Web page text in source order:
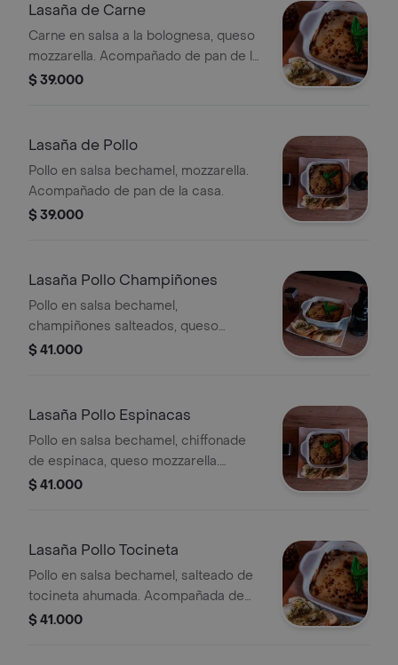
Lasaña de Carne
Carne en salsa a la bolognesa, queso
mozzarella. Acompañado de pan de la
casa.
$ 39.000
Lasaña de Pollo
Pollo en salsa bechamel, mozzarella.
Acompañado de pan de la casa.
$ 39.000
Lasaña Pollo Champiñones
Pollo en salsa bechamel,
champiñones salteados, queso
mozzarella. Acompañado de pan de la
$ 41.000
Lasaña Pollo Espinacas
Pollo en salsa bechamel, chiffonade
de espinaca, queso mozzarella.
Acompañado de pan de la casa.
$ 41.000
Lasaña Pollo Tocineta
Pollo en salsa bechamel, salteado de
tocineta ahumada. Acompañada de
pan de la casa.
$ 41.000